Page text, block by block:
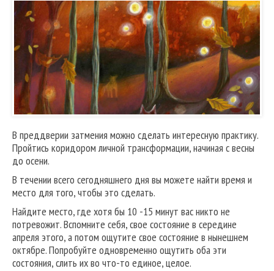
В преддверии затмения можно сделать интересную практику.
Пройтись коридором личной трансформации, начиная с весны
до осени.
В течении всего сегодняшнего дня вы можете найти время и
место для того, чтобы это сделать.
Найдите место, где хотя бы 10 -15 минут вас никто не
потревожит. Вспомните себя, свое состояние в середине
апреля этого, а потом ощутите свое состояние в нынешнем
октябре. Попробуйте одновременно ощутить оба эти
состояния, слить их во что-то единое, целое.